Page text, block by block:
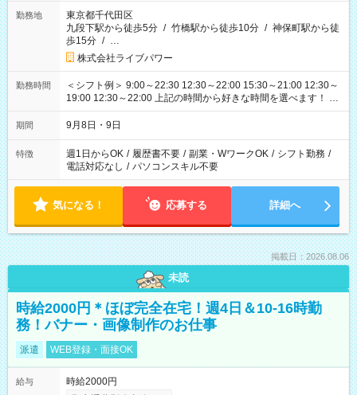
勤務地
東京都千代田区
九段下駅から徒歩5分 / 竹橋駅から徒歩10分 / 神保町駅から徒
歩15分 / …
株式会社ライブパワー
勤務時間
＜シフト例＞ 9:00～22:30 12:30～22:00 15:30～21:00 12:30～
19:00 12:30～22:00 上記の時間から好きな時間を選べます！ ※
時間は変更となる可能性があります
期間 9月8日・9日
特徴 週1日からOK / 履歴書不要 / 副業・WワークOK / シフト勤務 /
電話対応なし / パソコンスキル不要
気になる！ 応募する 詳細へ
掲載日：2026.08.06
未読
時給2000円＊ほぼ完全在宅！週4日＆10-16時勤
務！バナー・画像制作のお仕事
派遣 WEB登録・面接OK
給与
時給2000円